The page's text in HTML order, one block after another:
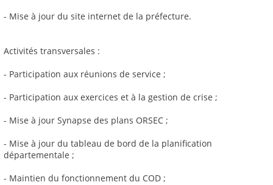
- Mise à jour du site internet de la préfecture.
Activités transversales :
- Participation aux réunions de service ;
- Participation aux exercices et à la gestion de crise ;
- Mise à jour Synapse des plans ORSEC ;
- Mise à jour du tableau de bord de la planification
départementale ;
- Maintien du fonctionnement du COD ;